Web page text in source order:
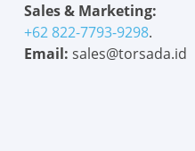
Sales & Marketing:
+62 822-7793-9298.
Email: sales@torsada.id